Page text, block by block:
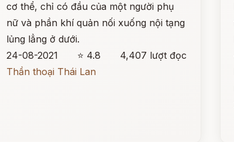
cơ thể, chỉ có đầu của một người phụ
nữ và phần khí quản nối xuống nội tạng
lủng lẳng ở dưới.
24-08-2021
⭐ 4.8
4,407 lượt đọc
Thần thoại Thái Lan